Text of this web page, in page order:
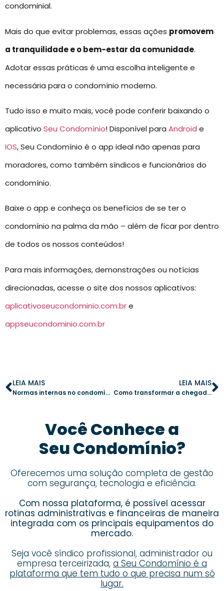
condominial.
Mais do que evitar problemas, essas ações promovem
a tranquilidade e o bem-estar da comunidade.
Adotar essas práticas é uma escolha inteligente e
necessária para o condomínio moderno.
Tudo isso e muito mais, você pode conferir baixando o
aplicativo Seu Condomínio! Disponível para Android e
IOS, Seu Condomínio é o app ideal não apenas para
moradores, como também síndicos e funcionários do
condomínio.
Baixe o app e conheça os benefícios de se ter o
condomínio na palma da mão – além de ficar por dentro
de todos os nossos conteúdos!
Para mais informações, demonstrações ou notícias
direcionadas, acesse o site dos nossos aplicativos:
aplicativoseucondominio.com.bre
appseucondominio.com.br
LEIA MAIS
Normas internas no condomínio: como promover campanhas de conscientização eficazes
LEIA MAIS
Como transformar a chegada de novos moradores em uma experiência acolhedora
Você Conhece a
Seu Condomínio?
Oferecemos uma solução completa de gestão
com segurança, tecnologia e eficiência.
Com nossa plataforma, é possível acessar
rotinas administrativas e financeiras de maneira
integrada com os principais equipamentos do
mercado.
Seja você síndico profissional, administrador ou
empresa terceirizada, a Seu Condomínio é a
plataforma que tem tudo o que precisa num só
lugar.